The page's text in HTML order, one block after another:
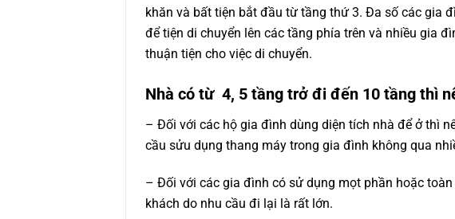
khăn và bất tiện bắt đầu từ tầng thứ 3. Đa số các gia
để tiện di chuyển lên các tầng phía trên và nhiều gia
thuận tiện cho việc di chuyển.
Nhà có từ 4, 5 tầng trở đi đến 10 tầng thì
– Đối với các hộ gia đình dùng diện tích nhà để ở thì
cầu sửu dụng thang máy trong gia đình không qua
– Đối với các gia đình có sử dụng mọt phần hoặc
khách do nhu cầu đi lại là rất lớn.